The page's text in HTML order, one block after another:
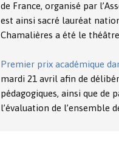
de France, organisé par
est ainsi sacré lauréat
Chamalières a été le théâtre
Premier prix académique
mardi 21 avril afin de
pédagogiques, ainsi que de
l’évaluation de l’ensemble